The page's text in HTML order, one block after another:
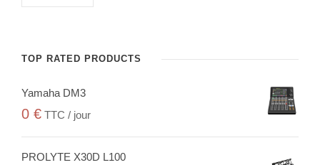
TOP RATED PRODUCTS
Yamaha DM3
0 € TTC / jour
PROLYTE X30D L100